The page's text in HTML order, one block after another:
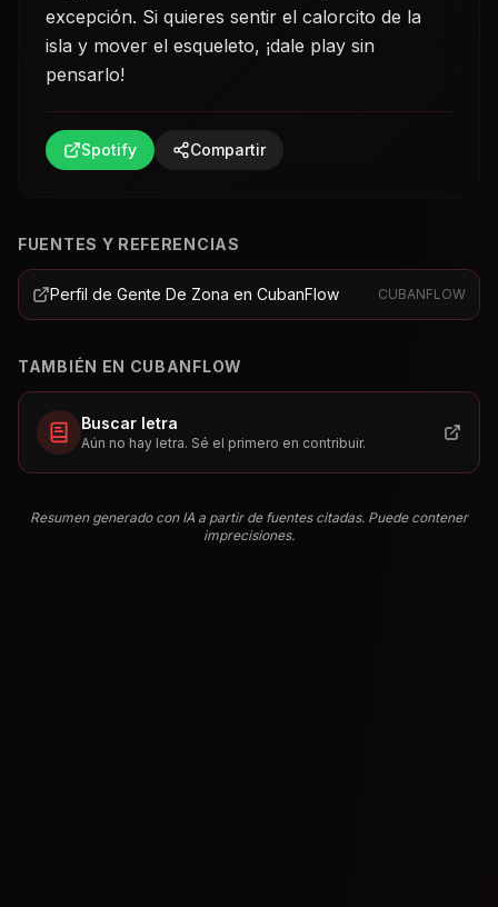
excepción. Si quieres sentir el calorcito de la
isla y mover el esqueleto, ¡dale play sin
pensarlo!
Spotify Compartir
FUENTES Y REFERENCIAS
Perfil de Gente De Zona en CubanFlow CUBANFLOW
TAMBIÉN EN CUBANFLOW
Buscar letra
Aún no hay letra. Sé el primero en contribuir.
Resumen generado con IA a partir de fuentes citadas. Puede contener
imprecisiones.